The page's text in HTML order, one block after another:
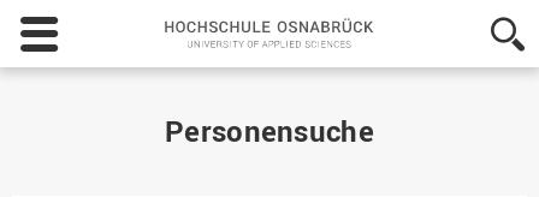
Hochschule
Osnabrück
-
Personensuche